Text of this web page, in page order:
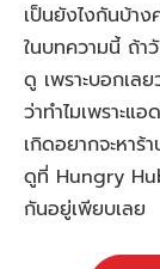
เป็นยังไงกันบ้า
ในบทความนี้ ถ้า
ดู เพราะบอกเล
ว่าทำไมเพราะแ
เกิดอยากจะหา
ดูที่ Hungry
กันอยู่เพียบเลย